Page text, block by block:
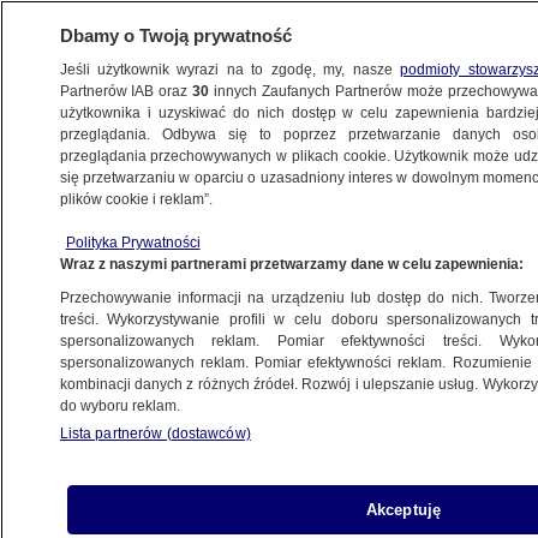
POLSKA
NAJNOWSZE INFORMACJE
Sobota była do tej pory najgorętszym
w kilku miastach
Dbamy o Twoją prywatność
Jeśli użytkownik wyrazi na to zgodę, my, naszepodmioty
Partnerów IAB oraz30 innych Zaufanych Partnerów może
użytkownika i uzyskiwać do nich dostęp w celu zapewnienia
przeglądania. Odbywa się to poprzez przetwarzanie danych
przeglądania przechowywanych w plikach cookie. Użytkownik może
się przetwarzaniu w oparciu o uzasadniony interes w dowolnym
plików cookie i reklam”.
Polityka Prywatności
Wraz z naszymi partnerami przetwarzamy dane w celu zapewnienia:
Przechowywanie informacji na urządzeniu lub dostęp do nich.
treści. Wykorzystywanie profili w celu doboru spersonalizowanych
spersonalizowanych reklam. Pomiar efektywności treści.
spersonalizowanych reklam. Pomiar efektywności reklam.
kombinacji danych z różnych źródeł. Rozwój i ulepszanie usług.
do wyboru reklam.
Lista partnerów (dostawców)
Akceptuję